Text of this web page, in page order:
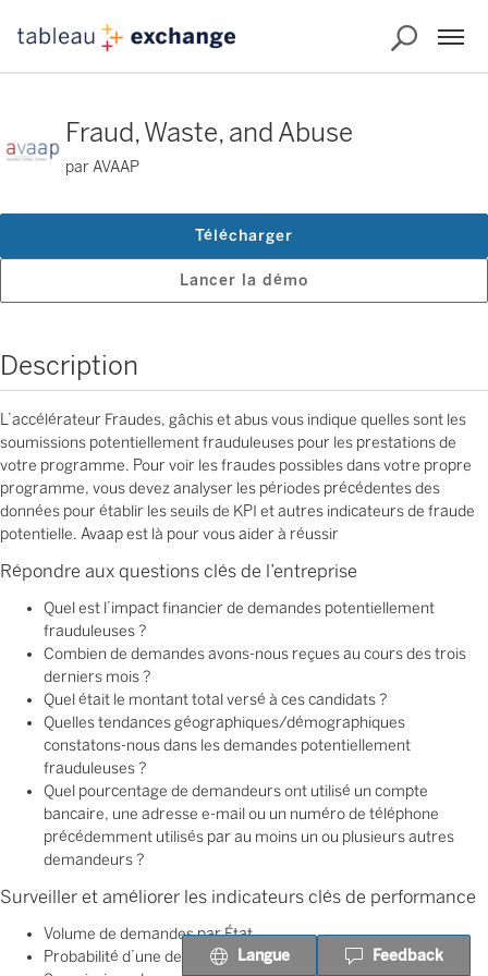
Fraud, Waste, and Abuse
par AVAAP
Lancer la démo
Télécharger
Description
L’accélérateur Fraudes, gâchis et abus vous indique quelles sont les
soumissions potentiellement frauduleuses pour les prestations de
votre programme. Pour voir les fraudes possibles dans votre propre
programme, vous devez analyser les périodes précédentes des
données pour établir les seuils de KPI et autres indicateurs de fraude
potentielle. Avaap est là pour vous aider à réussir
Répondre aux questions clés de l’entreprise
Quel est l’impact financier de demandes potentiellement
frauduleuses ?
Combien de demandes avons-nous reçues au cours des trois
derniers mois ?
Quel était le montant total versé à ces candidats ?
Quelles tendances géographiques/démographiques
constatons-nous dans les demandes potentiellement
frauduleuses ?
Quel pourcentage de demandeurs ont utilisé un compte
bancaire, une adresse e-mail ou un numéro de téléphone
précédemment utilisés par au moins un ou plusieurs autres
demandeurs ?
Surveiller et améliorer les indicateurs clés de performance
Volume de demandes par État
Probabilité d’une demande frauduleuse
Langue Feedback